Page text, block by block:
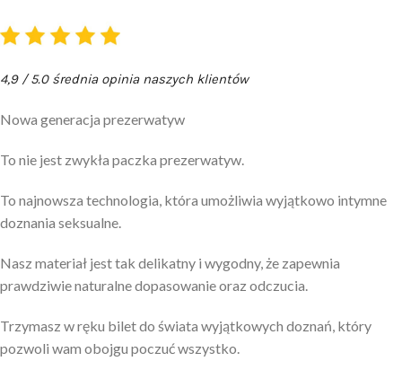
4,9 / 5.0 średnia opinia naszych klientów
Nowa generacja prezerwatyw
To nie jest zwykła paczka prezerwatyw.
To najnowsza technologia, która umożliwia wyjątkowo intymne
doznania seksualne.
Nasz materiał jest tak delikatny i wygodny, że zapewnia
prawdziwie naturalne dopasowanie oraz odczucia.
Trzymasz w ręku bilet do świata wyjątkowych doznań, który
pozwoli wam obojgu poczuć wszystko.